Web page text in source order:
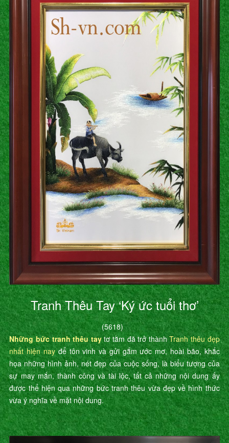
Tranh Thêu Tay ‘Ký ức tuổi thơ’
(5618)
Những bức tranh thêu taytơ tằm đã trở thànhTranh thêu đẹp
nhất hiện nayđể tôn vinh và gửi gắm ước mơ, hoài bão, khắc
họa những hình ảnh, nét đẹp của cuộc sống, là biểu tượng của
sự may mắn, thành công và tài lộc, tất cả những nội dung ấy
được thể hiện qua những bức tranh thêu vừa đẹp về hình thức
vừa ý nghĩa về mặt nội dung.